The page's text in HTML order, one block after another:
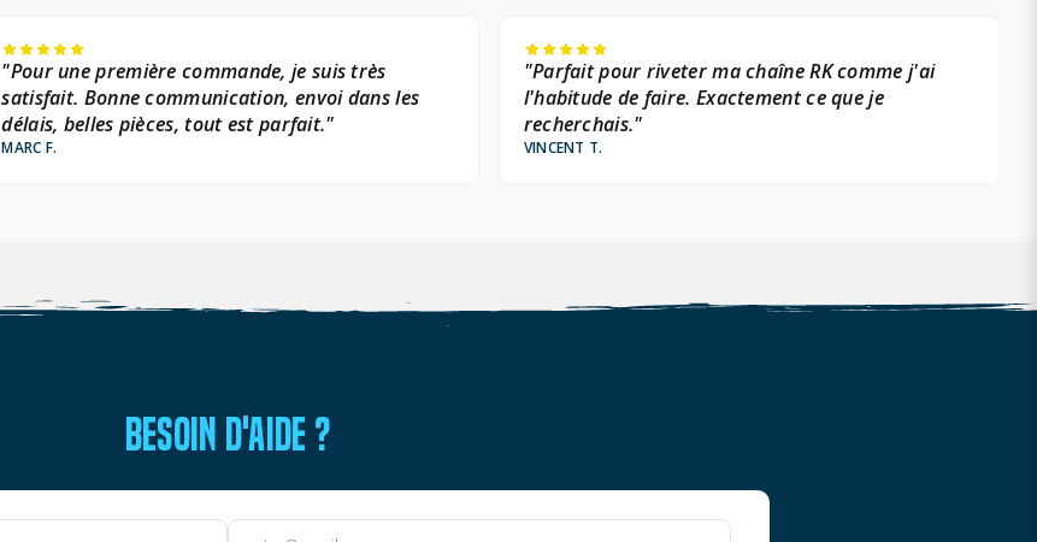
"Pour une première commande, je suis très
satisfait. Bonne communication, envoi dans les
délais, belles pièces, tout est parfait."
MARC F.
"Parfait pour riveter ma chaîne RK comme j'ai
l'habitude de faire. Exactement ce que je
recherchais."
VINCENT T.
BESOIN D'AIDE ?